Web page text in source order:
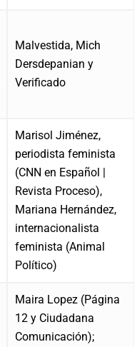
Malvestida, Mich
Dersdepanian y
Verificado
Marisol Jiménez,
periodista feminista
(CNN en Español |
Revista Proceso),
Mariana Hernández,
internacionalista
feminista (Animal
Político)
Maira Lopez (Página
12 y Ciudadana
Comunicación);